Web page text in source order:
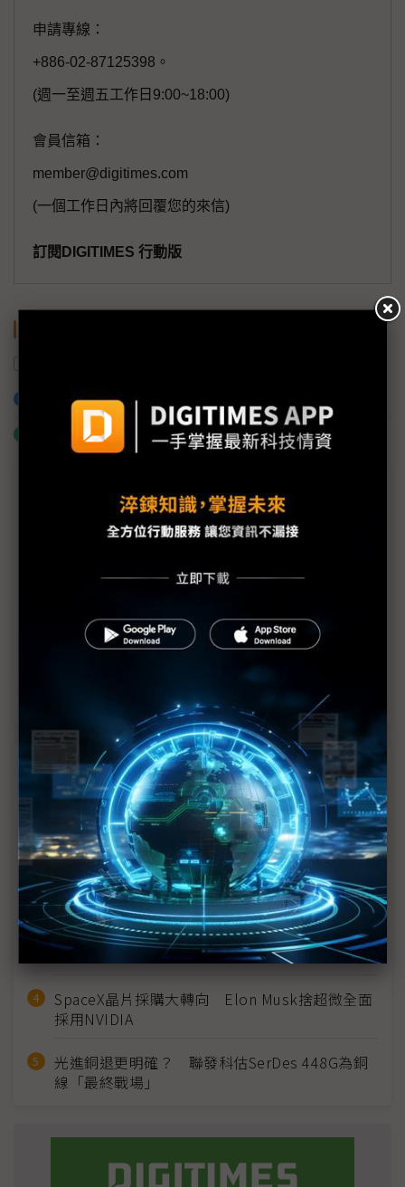
申請專線：
+886-02-87125398。
(週一至週五工作日9:00~18:00)
會員信箱：
member@digitimes.com
(一個工作日內將回覆您的來信)
訂閱DIGITIMES 行動版
加入已選取到「關鍵字追蹤」
什麼是「關鍵字追蹤」
議題精選－川普放軟中國關稅
評析：川普對中關稅軟化 供應鏈高興得起來嗎？
NB品牌撤「中」基調不變 產能佔比加速下探
川普鬆口大降中國關稅 彭双浪：關稅超過50%沒有
品牌廠中美產能難割捨 緊抓新品上市前談判黃金期
近７天熱門報導
MLCC訂單過熱、出貨比創高 村田示警全球AI基
建熱潮將趨緩
2027全年記憶體產能提前售罄 買家「祕而不
宣」只怕買不夠
英特爾EMIB良率達標 聯發科第2代ASIC產品
2028準時量產
SpaceX晶片採購大轉向 Elon Musk捨超微全面
採用NVIDIA
光進銅退更明確？ 聯發科估SerDes 448G為銅
線「最終戰場」